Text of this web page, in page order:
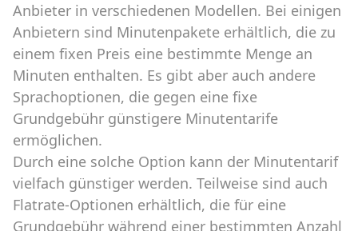
Anbieter in verschiedenen Modellen. Bei einigen
Anbietern sind Minutenpakete erhältlich, die zu
einem fixen Preis eine bestimmte Menge an
Minuten enthalten. Es gibt aber auch andere
Sprachoptionen, die gegen eine fixe
Grundgebühr günstigere Minutentarife
ermöglichen.
Durch eine solche Option kann der Minutentarif
vielfach günstiger werden. Teilweise sind auch
Flatrate-Optionen erhältlich, die für eine
Grundgebühr während einer bestimmten Anzahl